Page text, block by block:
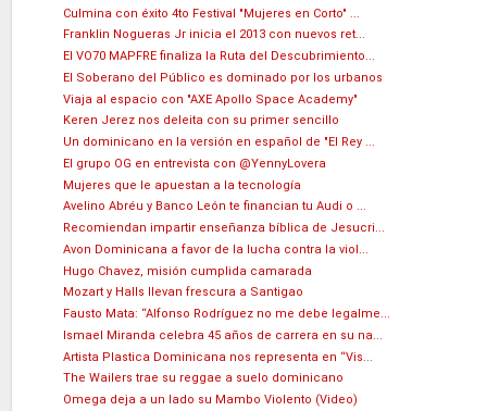
Culmina con éxito 4to Festival "Mujeres en Corto" ...
Franklin Nogueras Jr inicia el 2013 con nuevos ret...
El VO70 MAPFRE finaliza la Ruta del Descubrimiento...
El Soberano del Público es dominado por los urbanos
Viaja al espacio con "AXE Apollo Space Academy"
Keren Jerez nos deleita con su primer sencillo
Un dominicano en la versión en español de "El Rey ...
El grupo OG en entrevista con @YennyLovera
Mujeres que le apuestan a la tecnología
Avelino Abréu y Banco León te financian tu Audi o ...
Recomiendan impartir enseñanza bíblica de Jesucri...
Avon Dominicana a favor de la lucha contra la viol...
Hugo Chavez, misión cumplida camarada
Mozart y Halls llevan frescura a Santigao
Fausto Mata: “Alfonso Rodríguez no me debe legalme...
Ismael Miranda celebra 45 años de carrera en su na...
Artista Plastica Dominicana nos representa en “Vis...
The Wailers trae su reggae a suelo dominicano
Omega deja a un lado su Mambo Violento (Video)